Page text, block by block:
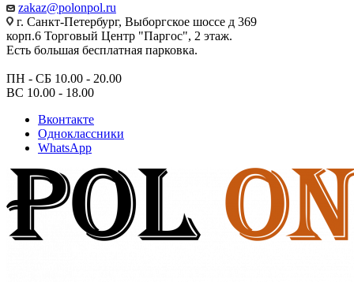
zakaz@polonpol.ru
г. Санкт-Петербург, Выборгское шоссе д 369
корп.6 Торговый Центр "Паргос", 2 этаж.
Есть большая бесплатная парковка.
ПН - СБ 10.00 - 20.00
ВС 10.00 - 18.00
Вконтакте
Одноклассники
WhatsApp